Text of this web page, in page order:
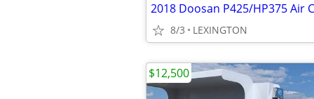
2018 Doosan P425/HP375 Air
8/3 LEXINGTON
$12,500